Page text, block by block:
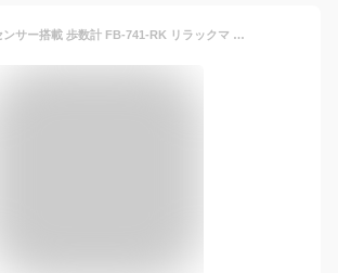
タニタ 3Dセンサー搭載 歩数計 FB-741-RK リラックマ 歩数 ウォーキング TANITA